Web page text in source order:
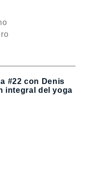
#22 con Denis
integral del yoga